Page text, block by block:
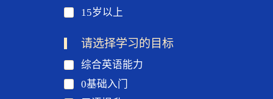
15岁以上
请选择学习的目标
综合英语能力
0基础入门